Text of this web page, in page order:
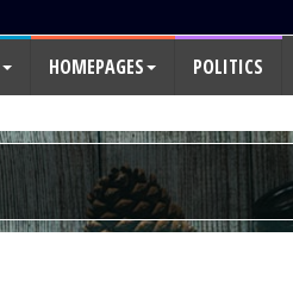
HOMEPAGES POLITICS